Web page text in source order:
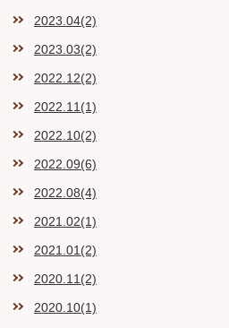
2023.04(2)
2023.03(2)
2022.12(2)
2022.11(1)
2022.10(2)
2022.09(6)
2022.08(4)
2021.02(1)
2021.01(2)
2020.11(2)
2020.10(1)